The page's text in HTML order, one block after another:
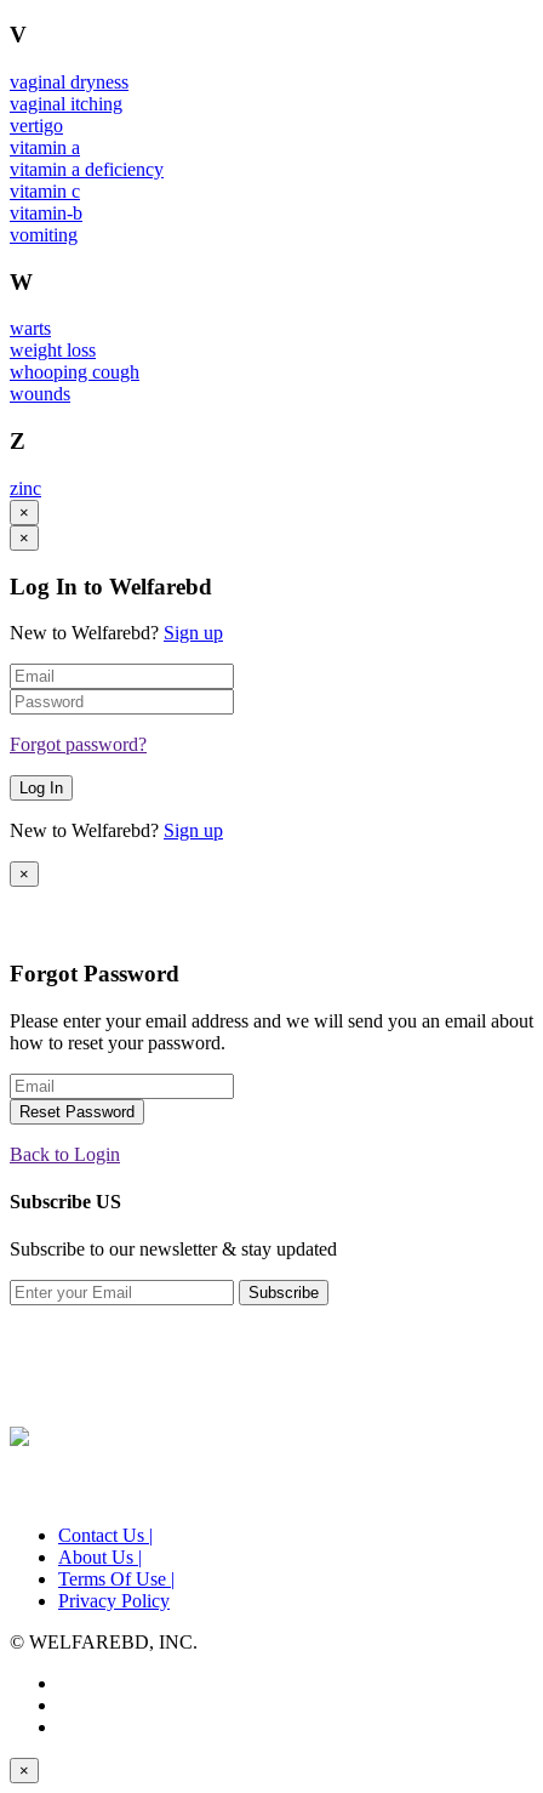
V
vaginal dryness
vaginal itching
vertigo
vitamin a
vitamin a deficiency
vitamin c
vitamin-b
vomiting
W
warts
weight loss
whooping cough
wounds
Z
zinc
×
×
Log In to Welfarebd
New to Welfarebd? Sign up
Forgot password?
Log In
New to Welfarebd? Sign up
×
Forgot Password
Please enter your email address and we will send you an email about
how to reset your password.
Reset Password
Back to Login
Subscribe US
Subscribe to our newsletter & stay updated
Subscribe
Contact Us |
About Us |
Terms Of Use |
Privacy Policy
© WELFAREBD, INC.
×